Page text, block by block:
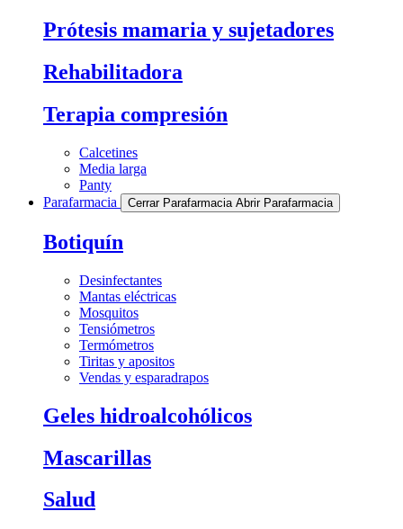
Prótesis mamaria y sujetadores
Rehabilitadora
Terapia compresión
Calcetines
Media larga
Panty
Parafarmacia
Cerrar Parafarmacia Abrir Parafarmacia
Botiquín
Desinfectantes
Mantas eléctricas
Mosquitos
Tensiómetros
Termómetros
Tiritas y apositos
Vendas y esparadrapos
Geles hidroalcohólicos
Mascarillas
Salud